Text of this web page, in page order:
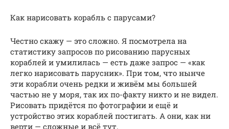
Как нарисовать корабль с парусами?
Честно скажу — это сложно. Я посмотрела на
статистику запросов по рисованию парусных
кораблей и умилилась — есть даже запрос — «как
легко нарисовать парусник». При том, что нынче
эти корабли очень редки и живём мы большей
частью не у моря, так их по-факту никто и не видел.
Рисовать придётся по фотографии и ещё и
устройство этих кораблей постигать. А они, как ни
верти — сложные и всё тут.